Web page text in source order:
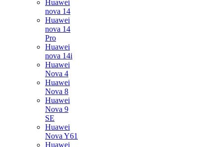
Huawei
nova 14
Huawei
nova 14
Pro
Huawei
nova 14i
Huawei
Nova 4
Huawei
Nova 8
Huawei
Nova 9
SE
Huawei
Nova Y61
Huawei